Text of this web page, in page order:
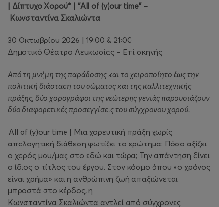
| Δίπτυχο Χορού* | “All of (y)our time” –
Κωνσταντίνα Σκαλιώντα
30 Οκτωβρίου 2026 | 19:00 & 21:00
Δημοτικό Θέατρο Λευκωσίας – Επί σκηνής
Από τη μνήμη της παράδοσης και το χειροποίητο έως την
πολιτική διάσταση του σώματος και της καλλιτεχνικής
πράξης, δύο χορογράφοι της νεώτερης γενιάς παρουσιάζουν
δύο διαφορετικές προσεγγίσεις του σύγχρονου χορού.
All of (y)our time | Μια χορευτική πράξη χωρίς
απολογητική διάθεση φωτίζει το ερώτημα: Πόσο αξίζει
ο χορός μου/μας στο εδώ και τώρα; Την απάντηση δίνει
ο ίδιος ο τίτλος του έργου. Στον κόσμο όπου «ο χρόνος
είναι χρήμα» και η ανθρώπινη ζωή απαξιώνεται
μπροστά στο κέρδος, η
Κωνσταντίνα Σκαλιώντα αντλεί από σύγχρονες